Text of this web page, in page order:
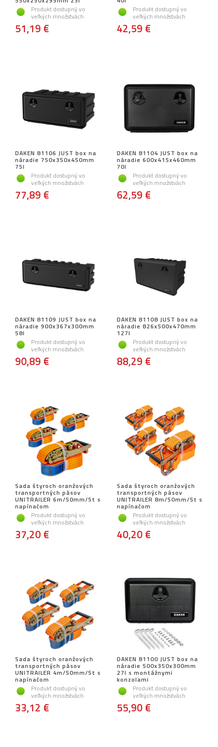
Produkt dostupný vo
veľkých množstvách
51,19 €
Produkt dostupný vo
veľkých množstvách
42,59 €
DAKEN 81106 JUST box na
náradie 750x350x450mm
75l
Produkt dostupný vo
veľkých množstvách
77,89 €
DAKEN 81104 JUST box na
náradie 600x415x460mm
70l
Produkt dostupný vo
veľkých množstvách
62,59 €
DAKEN 81109 JUST box na
náradie 900x367x300mm
58l
Produkt dostupný vo
veľkých množstvách
90,89 €
DAKEN 81108 JUST box na
náradie 826x500x470mm
127l
Produkt dostupný vo
veľkých množstvách
88,29 €
Sada štyroch oranžových
transportných pásov
UNITRAILER 6m/50mm/5t s
napínačom
Produkt dostupný vo
veľkých množstvách
37,20 €
Sada štyroch oranžových
transportných pásov
UNITRAILER 8m/50mm/5t s
napínačom
Produkt dostupný vo
veľkých množstvách
40,20 €
Sada štyroch oranžových
transportných pásov
UNITRAILER 4m/50mm/5t s
napínačom
Produkt dostupný vo
veľkých množstvách
33,12 €
DAKEN 81100 JUST box na
náradie 500x350x300mm
27l s montážnymi
konzolami
Produkt dostupný vo
veľkých množstvách
55,90 €